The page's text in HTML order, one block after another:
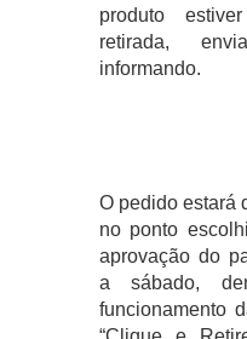
produto
retirada,
informando.
O pedido estará
no ponto
aprovação do
a sábado,
funcionamento